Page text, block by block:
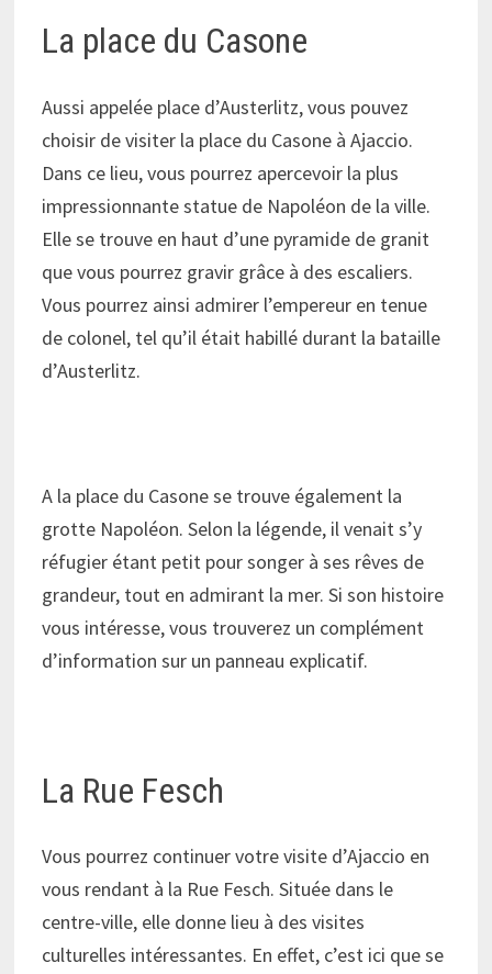
La place du Casone
Aussi appelée place d’Austerlitz, vous pouvez
choisir de visiter la place du Casone à Ajaccio.
Dans ce lieu, vous pourrez apercevoir la plus
impressionnante statue de Napoléon de la ville.
Elle se trouve en haut d’une pyramide de granit
que vous pourrez gravir grâce à des escaliers.
Vous pourrez ainsi admirer l’empereur en tenue
de colonel, tel qu’il était habillé durant la bataille
d’Austerlitz.
A la place du Casone se trouve également la
grotte Napoléon. Selon la légende, il venait s’y
réfugier étant petit pour songer à ses rêves de
grandeur, tout en admirant la mer. Si son histoire
vous intéresse, vous trouverez un complément
d’information sur un panneau explicatif.
La Rue Fesch
Vous pourrez continuer votre visite d’Ajaccio en
vous rendant à la Rue Fesch. Située dans le
centre-ville, elle donne lieu à des visites
culturelles intéressantes. En effet, c’est ici que se